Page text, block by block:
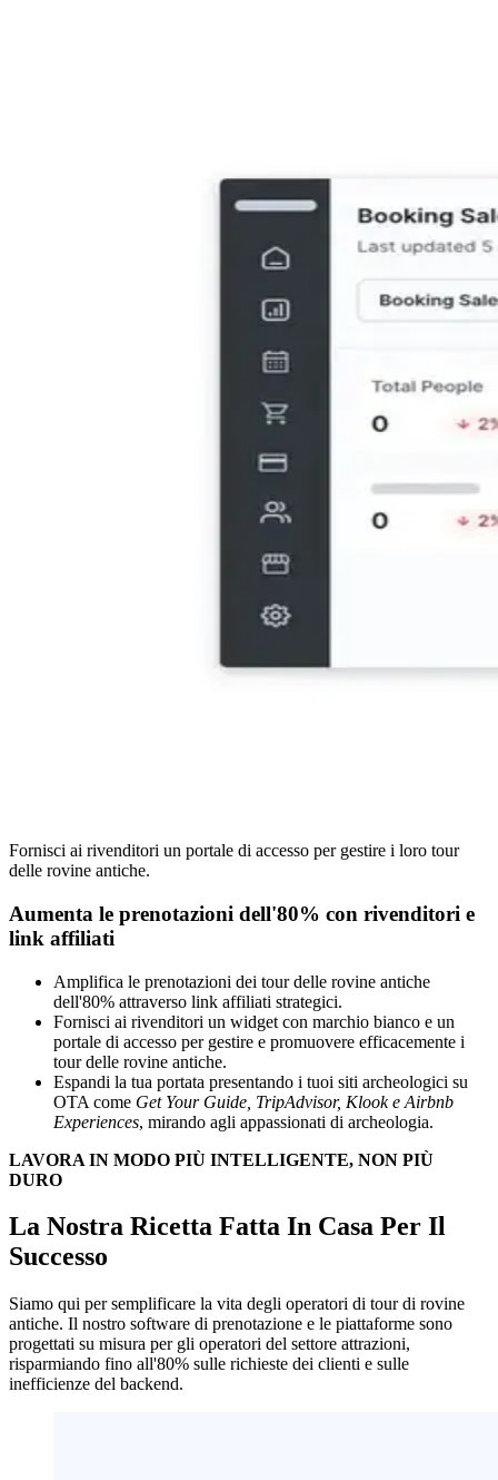
Fornisci ai rivenditori un portale di accesso per gestire i loro tour
delle rovine antiche.
Aumenta le prenotazioni dell'80% con rivenditori e
link affiliati
Amplifica le prenotazioni dei tour delle rovine antiche
dell'80% attraverso link affiliati strategici.
Fornisci ai rivenditori un widget con marchio bianco e un
portale di accesso per gestire e promuovere efficacemente i
tour delle rovine antiche.
Espandi la tua portata presentando i tuoi siti archeologici su
OTA come Get Your Guide, TripAdvisor, Klook e Airbnb
Experiences, mirando agli appassionati di archeologia.
LAVORA IN MODO PIÙ INTELLIGENTE, NON PIÙ
DURO
La Nostra Ricetta Fatta In Casa Per Il
Successo
Siamo qui per semplificare la vita degli operatori di tour di rovine
antiche. Il nostro software di prenotazione e le piattaforme sono
progettati su misura per gli operatori del settore attrazioni,
risparmiando fino all'80% sulle richieste dei clienti e sulle
inefficienze del backend.